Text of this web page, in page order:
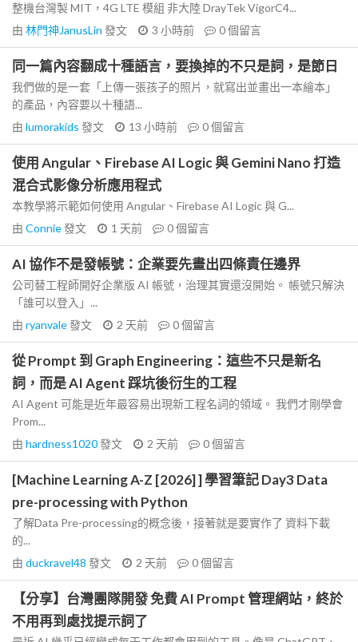
整機台灣製 MIT，4G LTE 模組 非大陸 DrayTek VigorC4...
由 林門神JanusLin 發文 3 小時前 0個留言
同一篇內容翻成十種語言，要換掉的不只是詞，是節日
我們做的是一套「上傳一張孩子的照片，就寫出並畫出一本繪本」
的產品，內容要以十種語...
由 lumorakids 發文 13 小時前 0個留言
使用 Angular、Firebase AI Logic 與 Gemini Nano 打造
混合式影像分析應用程式
本教學將示範如何使用 Angular、Firebase AI Logic 與 G...
由 Connie發文 1 天前 0個留言
AI 協作不是發帳號：企業要先畫出四條責任邊界
公司替工程師開好企業版 AI 帳號，治理其實還沒開始。 帳號只解決
「誰可以登入」...
由 ryanvale發文 2 天前 0個留言
從 Prompt 到 Graph Engineering：這些不只是新名
詞，而是 AI Agent 踩坑後衍生的工程
AI Agent 可能是近年最容易出現新工程名詞的領域。 我們才剛學會
Prom...
由 hardness1020發文 2 天前 0個留言
[Machine Learning A-Z [2026] ] 學習筆記 Day3 Data
pre-processing with Python
了解Data Pre-processing的概念後，接著就是要實作了 資料下載
的...
由 duckravel48 發文 2 天前 0個留言
【分享】台灣團隊開發 免費 AI Prompt 管理網站，終於
不用再到處找提示詞了